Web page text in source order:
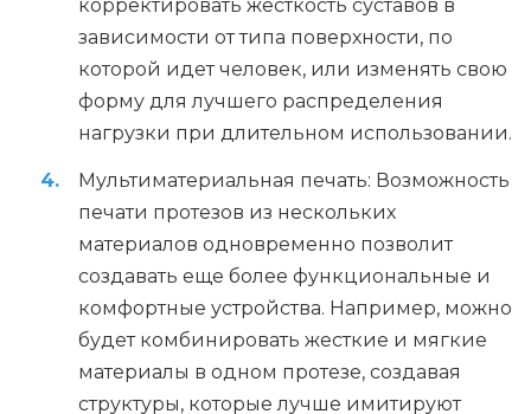
корректировать жесткость суставов в
зависимости от типа поверхности, по
которой идет человек, или изменять свою
форму для лучшего распределения
нагрузки при длительном использовании.
Мультиматериальная печать: Возможность
печати протезов из нескольких
материалов одновременно позволит
создавать еще более функциональные и
комфортные устройства. Например, можно
будет комбинировать жесткие и мягкие
материалы в одном протезе, создавая
структуры, которые лучше имитируют